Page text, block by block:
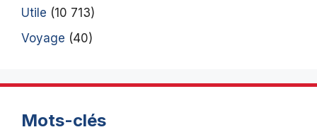
Utile (10 713)
Voyage (40)
Mots-clés